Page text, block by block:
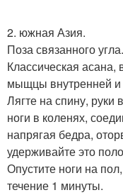
2. южная Азия.
Поза связанного угла.
Классическая асана,
мыщцы внутренней и
Лягте на спину, руки
ноги в коленях,
напрягая бедра,
удерживайте это
Опустите ноги на
течение 1 минуты.